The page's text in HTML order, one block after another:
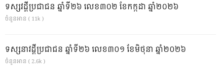
ទស្សវដ្តីប្រជាជន ឆ្នាំទី២៦ លេខ៣០២ ខែកក្កដា ឆ្នាំ២០២៦
ចំនួនអាន ( 11k )
ទស្សនាវដ្ដីប្រជាជន ឆ្នាំទី២៦ លេខ៣០១ ខែមិថុនា ឆ្នាំ២០២៦
ចំនួនអាន ( 2.6k )